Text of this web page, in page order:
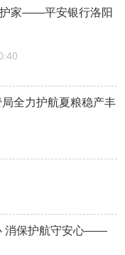
家——平安银行洛阳
全力护航夏粮稳产丰
消保护航守安心——